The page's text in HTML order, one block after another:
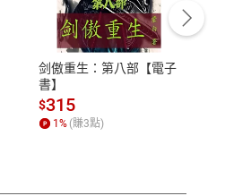
到週五 10:00-12:00、
定假日及例假日休息)
1857077
剑傲重生：第八部【電子
書】
$315
1% (賺3點)